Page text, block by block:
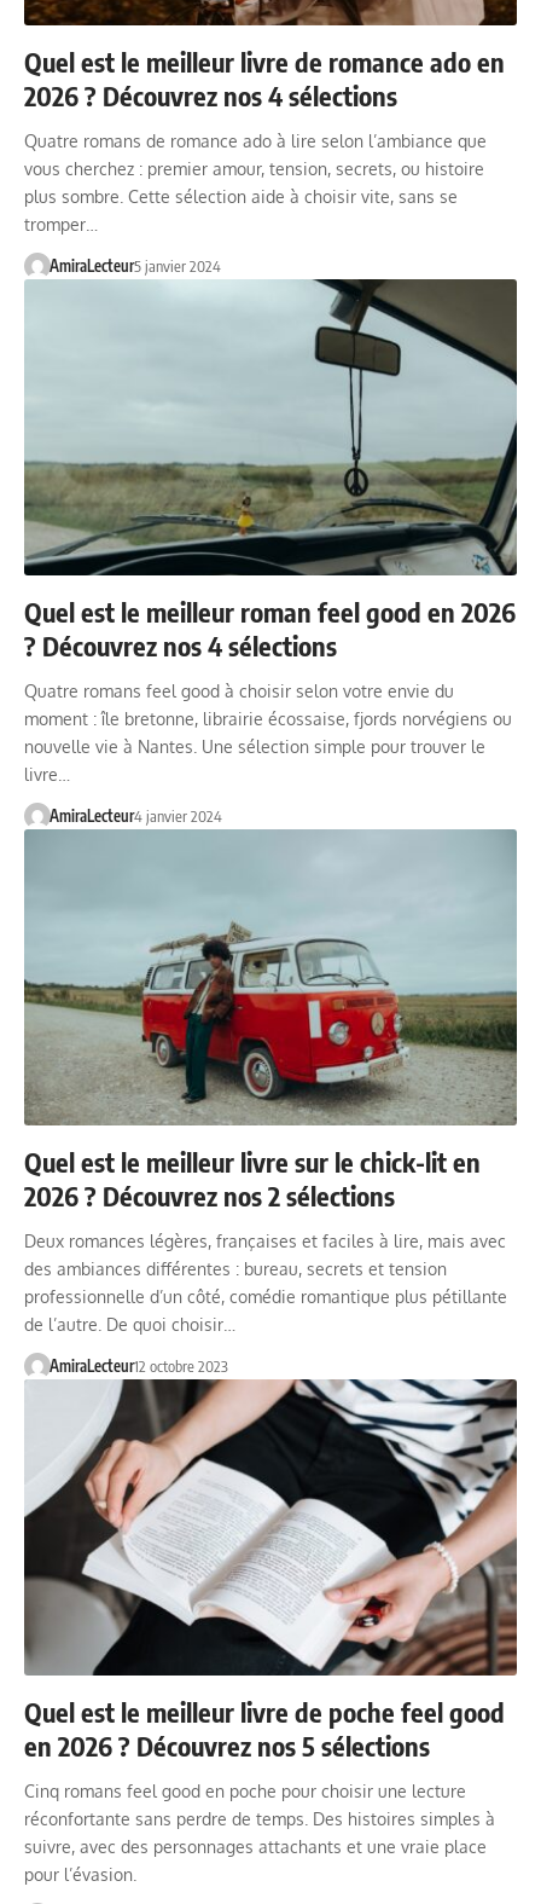
Quel est le meilleur livre de romance ado en
2026 ? Découvrez nos 4 sélections
Quatre romans de romance ado à lire selon l’ambiance que
vous cherchez : premier amour, tension, secrets, ou histoire
plus sombre. Cette sélection aide à choisir vite, sans se
tromper…
AmiraLecteur5 janvier 2024
Quel est le meilleur roman feel good en 2026
? Découvrez nos 4 sélections
Quatre romans feel good à choisir selon votre envie du
moment : île bretonne, librairie écossaise, fjords norvégiens ou
nouvelle vie à Nantes. Une sélection simple pour trouver le
livre…
AmiraLecteur4 janvier 2024
Quel est le meilleur livre sur le chick-lit en
2026 ? Découvrez nos 2 sélections
Deux romances légères, françaises et faciles à lire, mais avec
des ambiances différentes : bureau, secrets et tension
professionnelle d’un côté, comédie romantique plus pétillante
de l’autre. De quoi choisir…
AmiraLecteur12 octobre 2023
Quel est le meilleur livre de poche feel good
en 2026 ? Découvrez nos 5 sélections
Cinq romans feel good en poche pour choisir une lecture
réconfortante sans perdre de temps. Des histoires simples à
suivre, avec des personnages attachants et une vraie place
pour l’évasion.